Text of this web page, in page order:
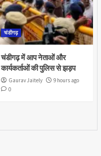
चंडीगढ़
चंडीगढ़ में आप नेताओं और
कार्यकर्ताओं की पुलिस से झड़प
Gaurav Jaitely
9 hours ago
0